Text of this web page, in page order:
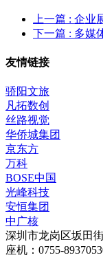
上一篇 : 企业
下一篇 : 多媒
友情链接
骄阳文旅
凡拓数创
丝路视觉
华侨城集团
京东方
万科
BOSE中国
光峰科技
安恒集团
中广核
深圳市龙岗区坂田
座机：0755-